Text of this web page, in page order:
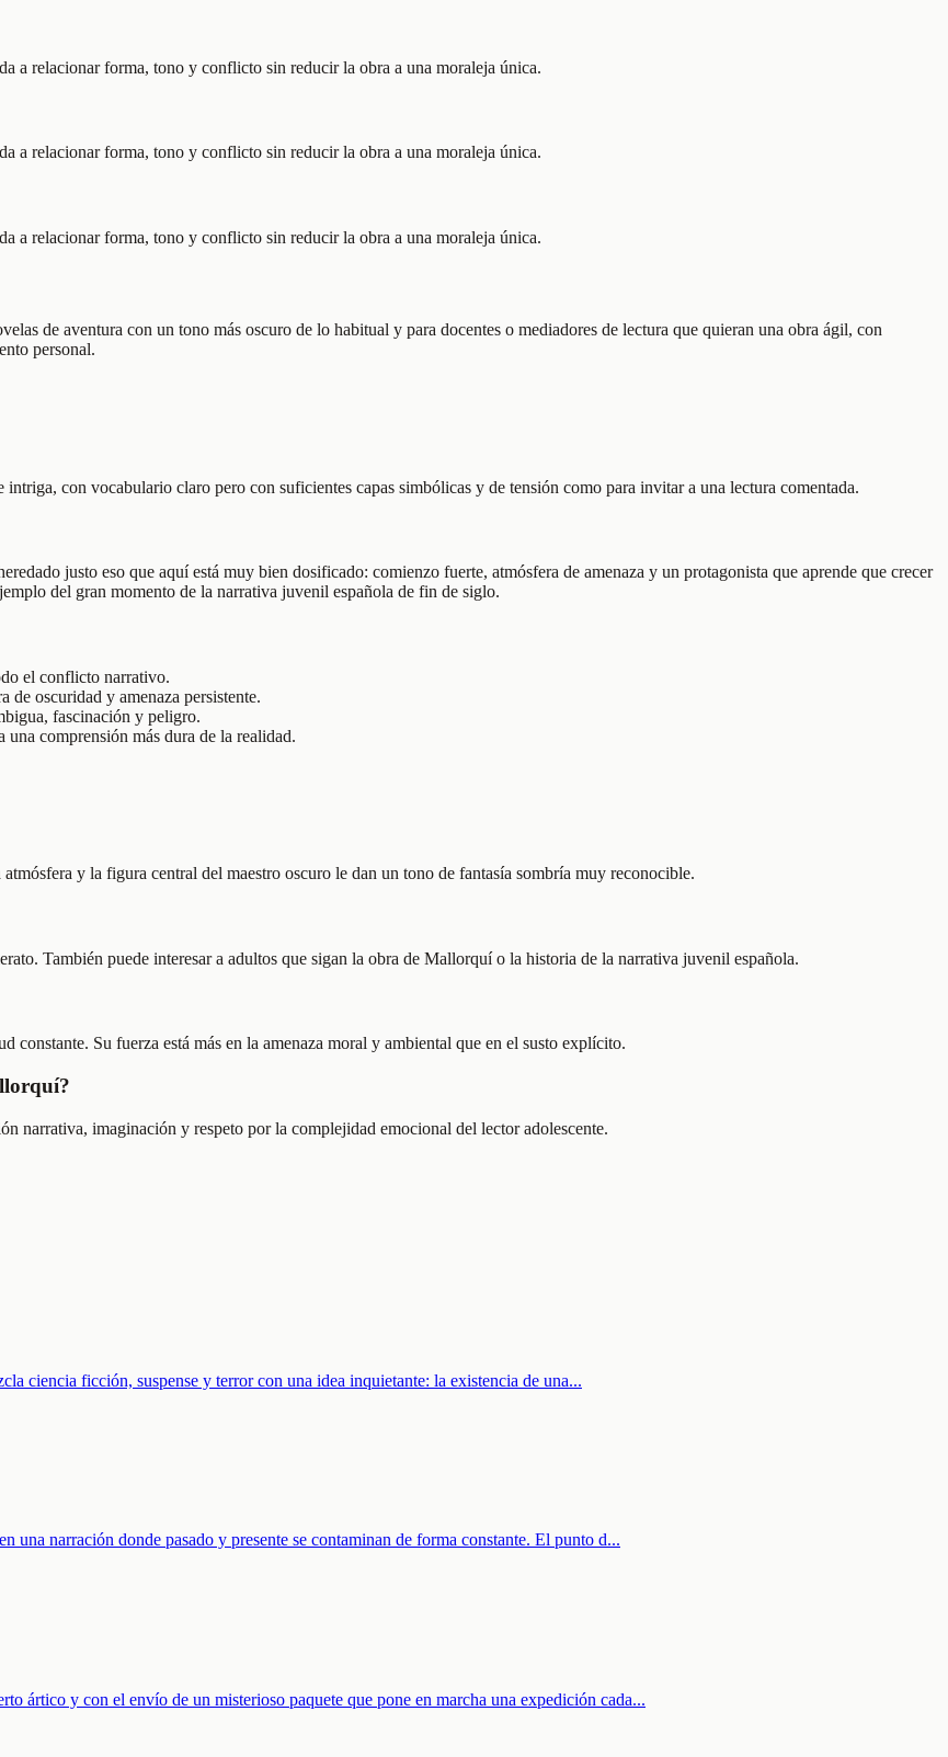
a relacionar forma, tono y conflicto sin reducir la obra a una moraleja única.
a relacionar forma, tono y conflicto sin reducir la obra a una moraleja única.
a relacionar forma, tono y conflicto sin reducir la obra a una moraleja única.
de aventura con un tono más oscuro de lo habitual y para docentes o mediadores de lectura que quieran una obra ágil, con
personal.
con vocabulario claro pero con suficientes capas simbólicas y de tensión como para invitar a una lectura comentada.
justo eso que aquí está muy bien dosificado: comienzo fuerte, atmósfera de amenaza y un protagonista que aprende que crecer
del gran momento de la narrativa juvenil española de fin de siglo.
el conflicto narrativo.
de oscuridad y amenaza persistente.
fascinación y peligro.
comprensión más dura de la realidad.
y la figura central del maestro oscuro le dan un tono de fantasía sombría muy reconocible.
También puede interesar a adultos que sigan la obra de Mallorquí o la historia de la narrativa juvenil española.
constante. Su fuerza está más en la amenaza moral y ambiental que en el susto explícito.
narrativa, imaginación y respeto por la complejidad emocional del lector adolescente.
ciencia ficción, suspense y terror con una idea inquietante: la existencia de una...
una narración donde pasado y presente se contaminan de forma constante. El punto d...
ártico y con el envío de un misterioso paquete que pone en marcha una expedición cada...